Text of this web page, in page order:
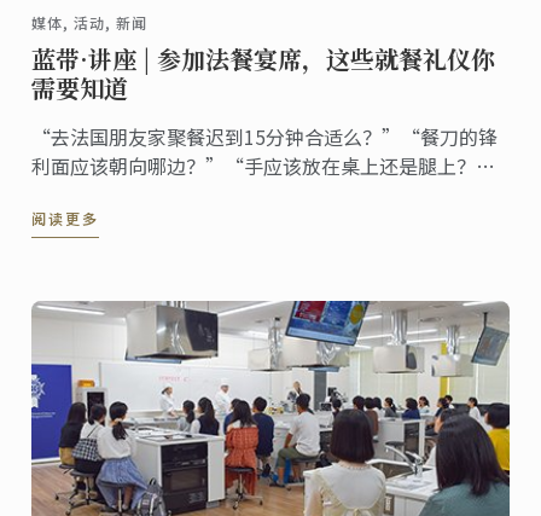
媒体, 活动, 新闻
蓝带·讲座 | 参加法餐宴席，这些就餐礼仪你
需要知道
“去法国朋友家聚餐迟到15分钟合适么？”“餐刀的锋
利面应该朝向哪边？”“手应该放在桌上还是腿上？”
Matthieu Ventelon一起了解法餐礼仪的那些事儿。
阅读更多